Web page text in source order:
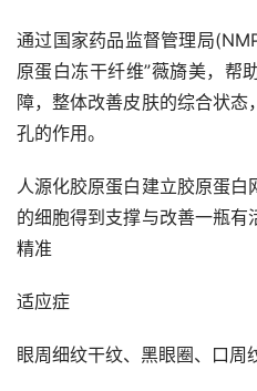
通过国家药品监督管理局
原蛋白冻干纤维”薇旖美，帮
障，整体改善皮肤的综合状
孔的作用。
人源化胶原蛋白建立胶原蛋
的细胞得到支撑与改善一瓶
精准
适应症
眼周细纹干纹、黑眼圈、口周